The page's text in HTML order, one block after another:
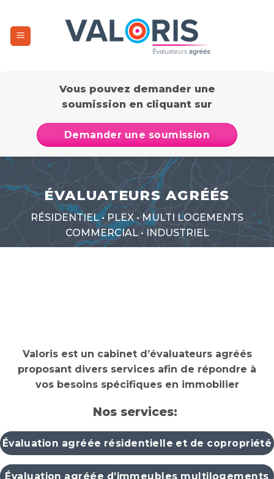
contenu
Vous pouvez demander une
soumission en cliquant sur
Demander une soumission
ÉVALUATEURS AGRÉÉS
RÉSIDENTIEL • PLEX • MULTI LOGEMENTS
COMMERCIAL • INDUSTRIEL
Valoris est un cabinet d’évaluateurs agréés
proposant divers services afin de répondre à
vos besoins spécifiques en immobilier
Nos services:
Évaluation agréée résidentielle et de copropriété
Évaluation agréée d’immeubles multilogements